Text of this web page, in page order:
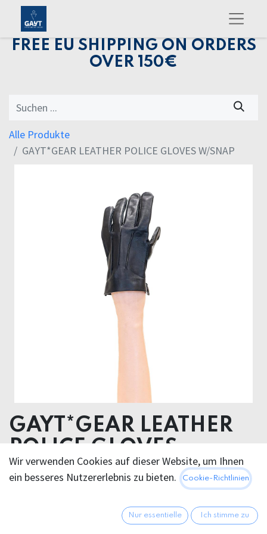
FREE EU SHIPPING ON ORDERS
OVER 150€
Alle Produkte
GAYT*GEAR LEATHER POLICE GLOVES W/SNAP
GAYT*GEAR LEATHER
POLICE GLOVES
W/SNAP
Alle Preise inkl. MwSt.zzgl.
Wir verwenden Cookies auf dieser Website, um Ihnen
ein besseres Nutzererlebnis zu bieten.
Cookie-Richtlinien
Nur essentielle Ich stimme zu